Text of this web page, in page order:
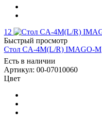
12
Быстрый просмотр
Стол CA-4M(L/R) IMAGO-M
Есть в наличии
Артикул: 00-07010060
Цвет